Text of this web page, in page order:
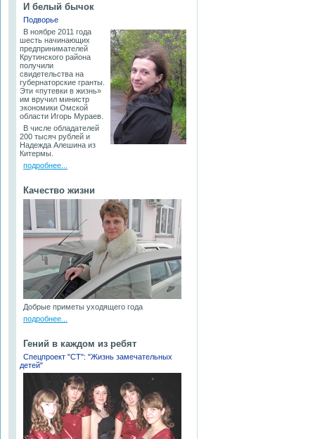
И белый бычок
Подворье
В ноябре 2011 года
шесть начинающих
предпринимателей
Крутинского района
получили
свидетельства на
губернаторские гранты.
Эти «путевки в жизнь»
им вручил министр
экономики Омской
области Игорь Мураев.
В числе обладателей
200 тысяч рублей и
Надежда Алешина из
Китермы.
подробнее...
Качество жизни
Добрые приметы уходящего года
подробнее...
Гений в каждом из ребят
Спецпроект "СТ": "Жизнь замечательных
детей"